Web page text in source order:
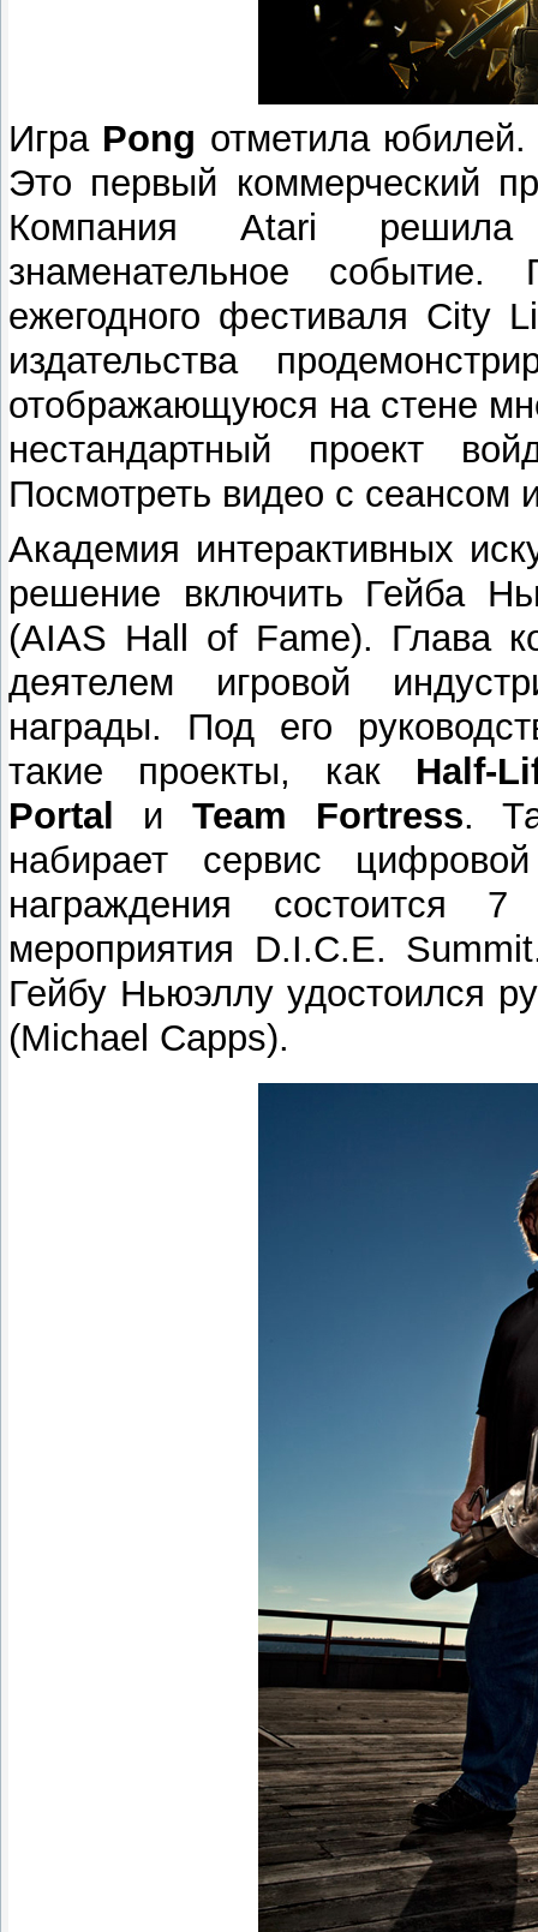
Игра Pong отметила
Это первый коммерческий
Компания Atari решила
знаменательное
ежегодного фестиваля City
издательства
отображающуюся на стене
нестандартный проект
Посмотреть видео с
Академия интерактивных
решение включить Гейба
(AIAS Hall of Fame). Глава
деятелем игровой
награды. Под его
такие проекты, как Half-
Portal и Team Fortress.
набирает сервис
награждения
мероприятия D.I.C.E.
Гейбу Ньюэллу удостоился
(Michael Capps).